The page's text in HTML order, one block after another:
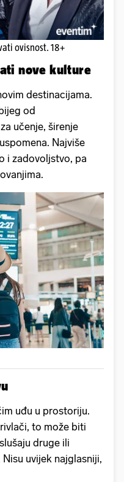
ovisnost. 18+
nove kulture
destinacijama.
od
učenje, širenje
Najviše
i zadovoljstvo, pa
uđu u prostoriju.
to može biti
druge ili
uvijek najglasniji,